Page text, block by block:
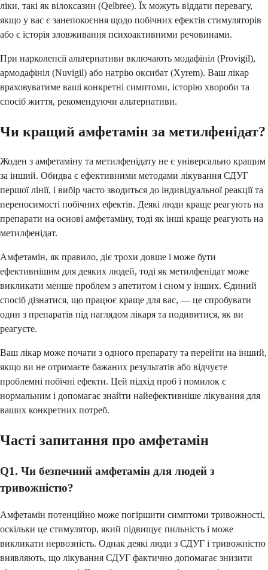
ліки, такі як вілоксазин (Qelbree). Їх можуть віддати перевагу,
якщо у вас є занепокоєння щодо побічних ефектів стимуляторів
або є історія зловживання психоактивними речовинами.
При нарколепсії альтернативи включають модафініл (Provigil),
армодафініл (Nuvigil) або натрію оксибат (Xyrem). Ваш лікар
враховуватиме ваші конкретні симптоми, історію хвороби та
спосіб життя, рекомендуючи альтернативи.
Чи кращий амфетамін за метилфенідат?
Жоден з амфетаміну та метилфенідату не є універсально кращим
за інший. Обидва є ефективними методами лікування СДУГ
першої лінії, і вибір часто зводиться до індивідуальної реакції та
переносимості побічних ефектів. Деякі люди краще реагують на
препарати на основі амфетаміну, тоді як інші краще реагують на
метилфенідат.
Амфетамін, як правило, діє трохи довше і може бути
ефективнішим для деяких людей, тоді як метилфенідат може
викликати менше проблем з апетитом і сном у інших. Єдиний
спосіб дізнатися, що працює краще для вас, — це спробувати
один з препаратів під наглядом лікаря та подивитися, як ви
реагуєте.
Ваш лікар може почати з одного препарату та перейти на інший,
якщо ви не отримаєте бажаних результатів або відчуєте
проблемні побічні ефекти. Цей підхід проб і помилок є
нормальним і допомагає знайти найефективніше лікування для
ваших конкретних потреб.
Часті запитання про амфетамін
Q1. Чи безпечний амфетамін для людей з
тривожністю?
Амфетамін потенційно може погіршити симптоми тривожності,
оскільки це стимулятор, який підвищує пильність і може
викликати нервозність. Однак деякі люди з СДУГ і тривожністю
виявляють, що лікування СДУГ фактично допомагає знизити